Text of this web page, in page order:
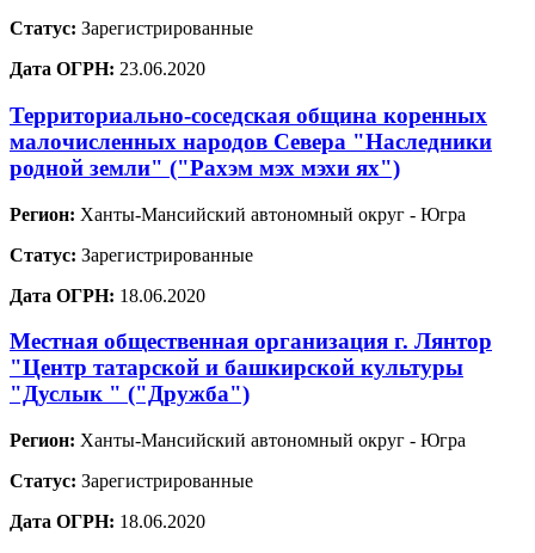
Статус: Зарегистрированные
Дата ОГРН: 23.06.2020
Территориально-соседская община коренных
малочисленных народов Севера "Наследники
родной земли" ("Рахэм мэх мэхи ях")
Регион: Ханты-Мансийский автономный округ - Югра
Статус: Зарегистрированные
Дата ОГРН: 18.06.2020
Местная общественная организация г. Лянтор
"Центр татарской и башкирской культуры
"Дуслык " ("Дружба")
Регион: Ханты-Мансийский автономный округ - Югра
Статус: Зарегистрированные
Дата ОГРН: 18.06.2020